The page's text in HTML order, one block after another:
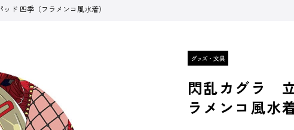
ド 四季（フラメンコ風水着）
閃乱カグラ
ラメンコ風水着